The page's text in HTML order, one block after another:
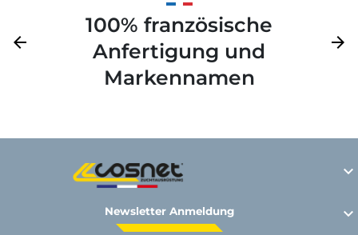
Zurück
arrow_back
100% französische
Anfertigung und
Markennamen
Weiter
arrow_forward

Newsletter Anmeldung 